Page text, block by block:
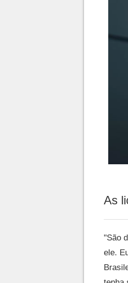
As
"São
ele.